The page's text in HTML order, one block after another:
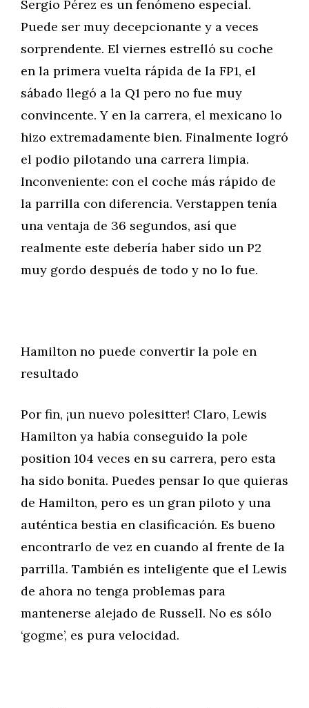
Sergio Pérez es un fenómeno especial.
Puede ser muy decepcionante y a veces
sorprendente. El viernes estrelló su coche
en la primera vuelta rápida de la FP1, el
sábado llegó a la Q1 pero no fue muy
convincente. Y en la carrera, el mexicano lo
hizo extremadamente bien. Finalmente logró
el podio pilotando una carrera limpia.
Inconveniente: con el coche más rápido de
la parrilla con diferencia. Verstappen tenía
una ventaja de 36 segundos, así que
realmente este debería haber sido un P2
muy gordo después de todo y no lo fue.
Hamilton no puede convertir la pole en
resultado
Por fin, ¡un nuevo polesitter! Claro, Lewis
Hamilton ya había conseguido la pole
position 104 veces en su carrera, pero esta
ha sido bonita. Puedes pensar lo que quieras
de Hamilton, pero es un gran piloto y una
auténtica bestia en clasificación. Es bueno
encontrarlo de vez en cuando al frente de la
parrilla. También es inteligente que el Lewis
de ahora no tenga problemas para
mantenerse alejado de Russell. No es sólo
‘gogme’, es pura velocidad.